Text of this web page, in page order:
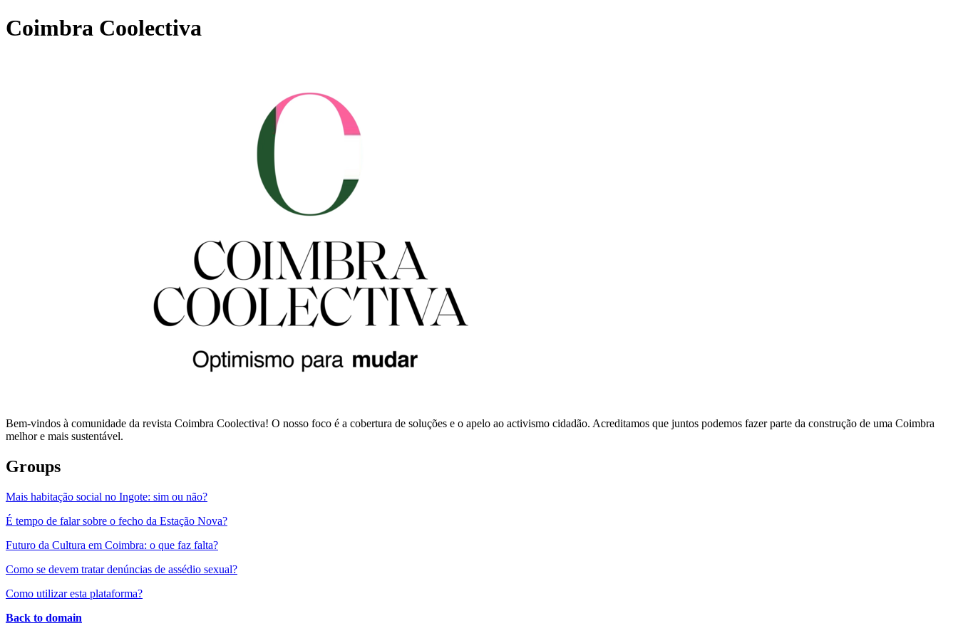
Coimbra Coolectiva
Bem-vindos à comunidade da revista Coimbra Coolectiva! O nosso foco é a cobertura de soluções e o apelo ao activismo cidadão. Acreditamos que juntos podemos fazer parte da construção de uma Coimbra
melhor e mais sustentável.
Groups
Mais habitação social no Ingote: sim ou não?
É tempo de falar sobre o fecho da Estação Nova?
Futuro da Cultura em Coimbra: o que faz falta?
Como se devem tratar denúncias de assédio sexual?
Como utilizar esta plataforma?
Back to domain